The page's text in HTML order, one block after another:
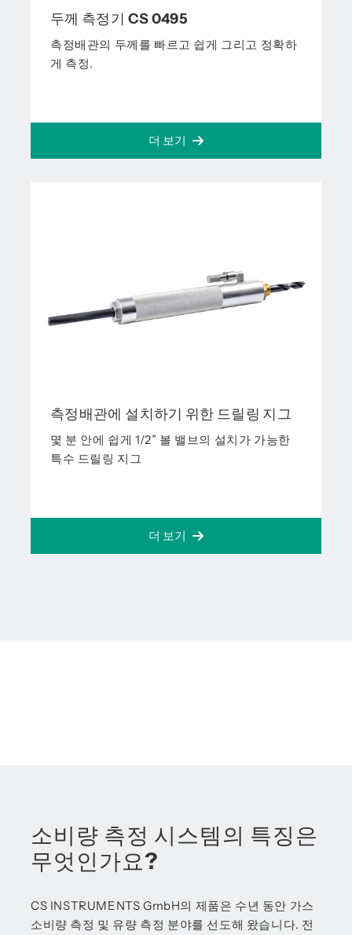
두께 측정기 CS 0495
측정배관의 두께를 빠르고 쉽게 그리고 정확하
게 측정.
더 보기
측정배관에 설치하기 위한 드릴링 지그
몇 분 안에 쉽게 1/2” 볼 밸브의 설치가 가능한
특수 드릴링 지그
더 보기
소비량 측정 시스템의 특징은
무엇인가요?
CS INSTRUMENTS GmbH의 제품은 수년 동안 가스
소비량 측정 및 유량 측정 분야를 선도해 왔습니다. 전